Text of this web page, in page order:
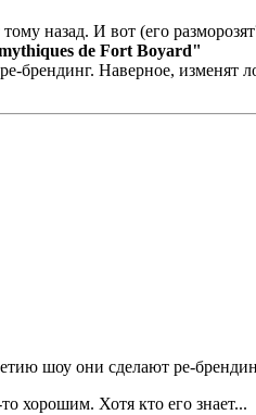
назад. И вот (его
de Fort Boyard"
брендинг. Наверное, изменят
шоу они сделают ре-
хорошим. Хотя кто его знает...